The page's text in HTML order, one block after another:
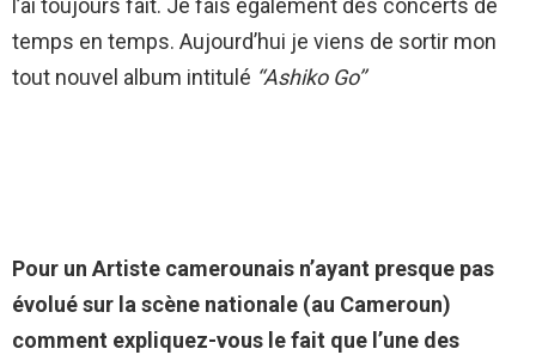
l’ai toujours fait. Je fais également des concerts de
temps en temps. Aujourd’hui je viens de sortir mon
tout nouvel album intitulé ‘‘Ashiko Go’’
Pour un Artiste camerounais n’ayant presque pas
évolué sur la scène nationale (au Cameroun)
comment expliquez-vous le fait que l’une des